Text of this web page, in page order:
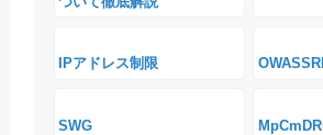
IPアドレス制限
SWG